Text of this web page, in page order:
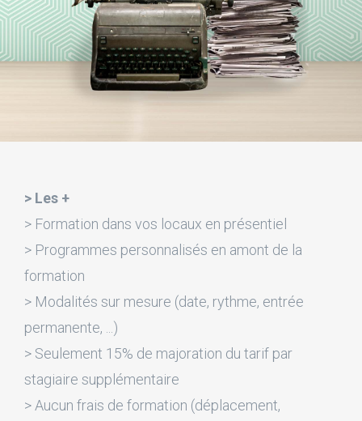
> Les +
> Formation dans vos locaux en présentiel
> Programmes personnalisés en amont de la
formation
> Modalités sur mesure (date, rythme, entrée
permanente, ...)
> Seulement 15% de majoration du tarif par
stagiaire supplémentaire
> Aucun frais de formation (déplacement,